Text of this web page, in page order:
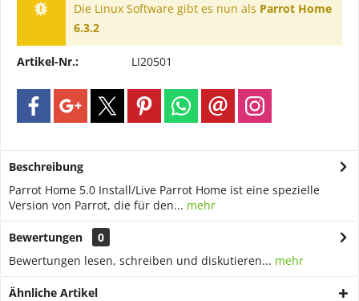
Die Linux Software gibt es nun als Parrot Home
6.3.2
Artikel-Nr.: LI20501
Beschreibung
Parrot Home 5.0 Install/Live Parrot Home ist eine spezielle
Version von Parrot, die für den... mehr
Bewertungen
0
Bewertungen lesen, schreiben und diskutieren... mehr
Ähnliche Artikel